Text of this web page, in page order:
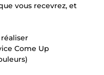
vous recevrez, et
Come Up